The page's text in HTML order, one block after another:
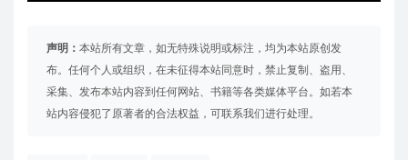
声明： 本站所有文章，如无特殊说明或标注，均为本站原创发
布。任何个人或组织，在未征得本站同意时，禁止复制、盗用、
采集、发布本站内容到任何网站、书籍等各类媒体平台。如若本
站内容侵犯了原著者的合法权益，可联系我们进行处理。